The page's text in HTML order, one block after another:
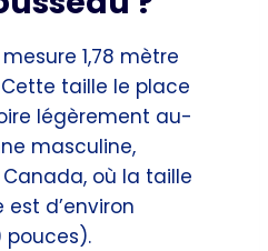
1,78 mètre
taille le place
légèrement au-
masculine,
où la taille
d’environ
pouces).